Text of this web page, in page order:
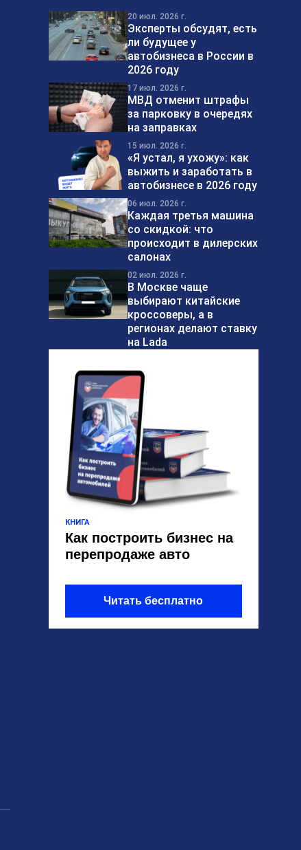
20 июл. 2026 г.
Эксперты обсудят, есть
ли будущее у
автобизнеса в России в
2026 году
17 июл. 2026 г.
МВД отменит штрафы
за парковку в очередях
на заправках
15 июл. 2026 г.
«Я устал, я ухожу»: как
выжить и заработать в
автобизнесе в 2026 году
06 июл. 2026 г.
Каждая третья машина
со скидкой: что
происходит в дилерских
салонах
02 июл. 2026 г.
В Москве чаще
выбирают китайские
кроссоверы, а в
регионах делают ставку
на Lada
КНИГА
Как построить бизнес на
перепродаже авто
Читать бесплатно